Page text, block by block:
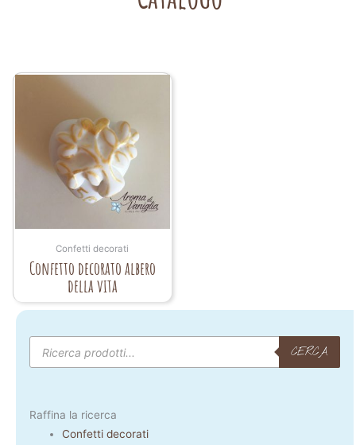
Confetti decorati
Confetto decorato albero
della vita
Products
search
CERCA
Raffina la ricerca
Confetti decorati